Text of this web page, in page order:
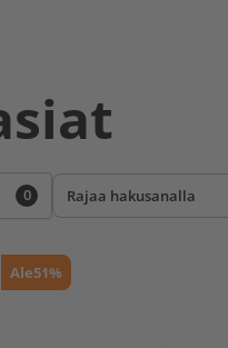
0
Ale51%